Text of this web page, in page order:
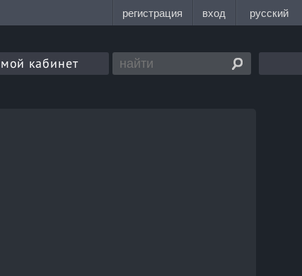
мой кабинет